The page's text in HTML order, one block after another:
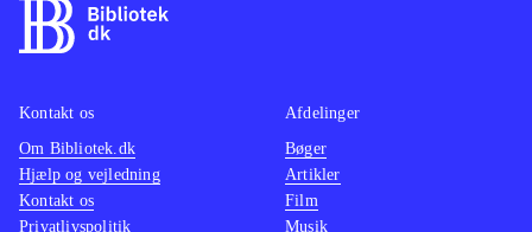
Kontakt os
Om Bibliotek.dk
Hjælp og vejledning
Kontakt os
Privatlivspolitik
Afdelinger
Bøger
Artikler
Film
Musik